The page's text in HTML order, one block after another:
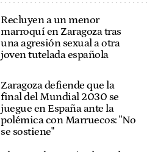
Recluyen a un menor
marroquí en Zaragoza tras
una agresión sexual a otra
joven tutelada española
Zaragoza defiende que la
final del Mundial 2030 se
juegue en España ante la
polémica con Marruecos: "No
se sostiene"